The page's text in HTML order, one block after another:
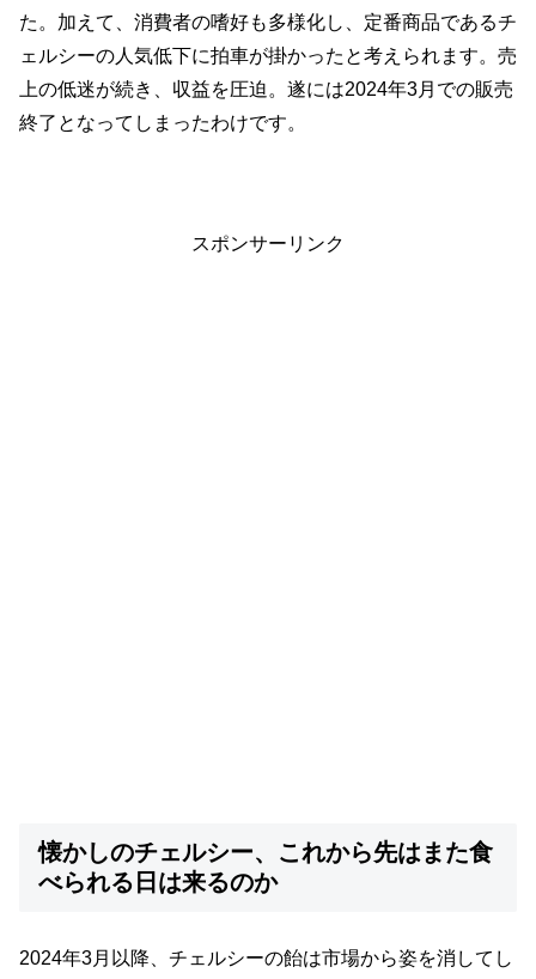
た。加えて、消費者の嗜好も多様化し、定番商品であるチ
ェルシーの人気低下に拍車が掛かったと考えられます。売
上の低迷が続き、収益を圧迫。遂には2024年3月での販売
終了となってしまったわけです。
スポンサーリンク
懐かしのチェルシー、これから先はまた食
べられる日は来るのか
2024年3月以降、チェルシーの飴は市場から姿を消してし